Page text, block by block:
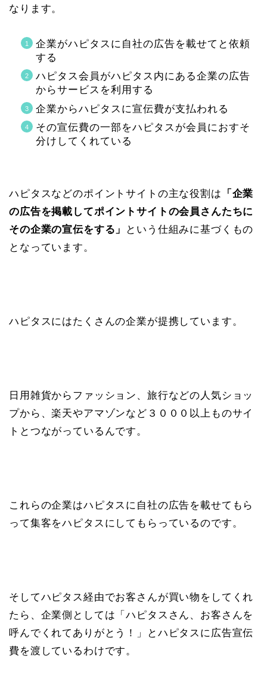
なります。
企業がハピタスに自社の広告を載せてと依頼
する
ハピタス会員がハピタス内にある企業の広告
からサービスを利用する
企業からハピタスに宣伝費が支払われる
その宣伝費の一部をハピタスが会員におすそ
分けしてくれている
ハピタスなどのポイントサイトの主な役割は 「企業
の広告を掲載してポイントサイトの会員さんたちに
その企業の宣伝をする」
という仕組みに基づくもの
となっています。
ハピタスにはたくさんの企業が提携しています。
日用雑貨からファッション、旅行などの人気ショッ
プから、楽天やアマゾンなど３０００以上ものサイ
トとつながっているんです。
これらの企業はハピタスに自社の広告を載せてもら
って集客をハピタスにしてもらっているのです。
そしてハピタス経由でお客さんが買い物をしてくれ
たら、企業側としては「ハピタスさん、お客さんを
呼んでくれてありがとう！」とハピタスに広告宣伝
費を渡しているわけです。